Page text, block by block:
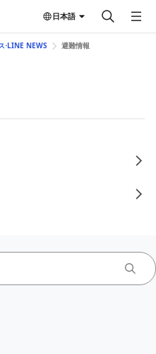
日本語
⋅LINE NEWS 避難情報